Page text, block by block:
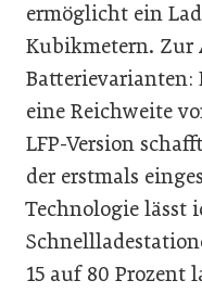
ermöglicht ein
Kubikmetern. Zur
Batterievarianten:
eine Reichweite
LFP-Version
der erstmals
Technologie lässt
15 auf 80 Prozent